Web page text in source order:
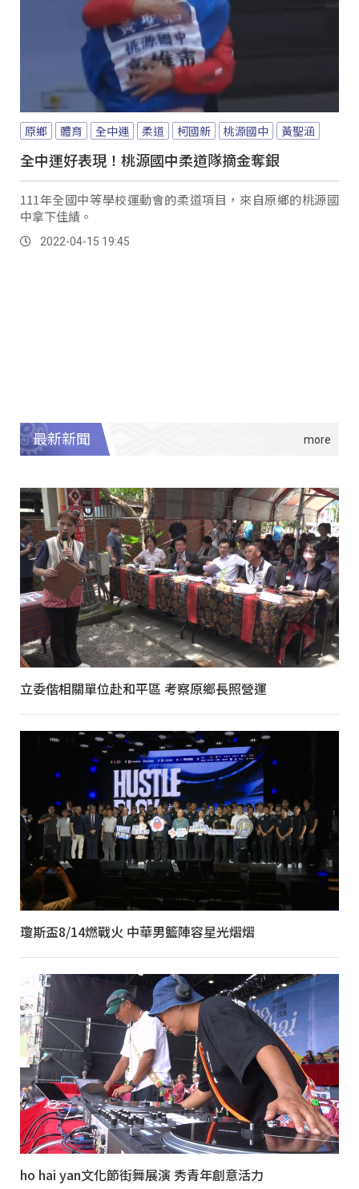
原鄉 體育 全中運 柔道 柯國新 桃源國中 黃聖涵
全中運好表現！桃源國中柔道隊摘金奪銀
111年全國中等學校運動會的柔道項目，來自原鄉的桃源國
中拿下佳績。
2022-04-15 19:45
最新新聞
立委偕相關單位赴和平區 考察原鄉長照營運
瓊斯盃8/14燃戰火 中華男籃陣容星光熠熠
ho hai yan文化節街舞展演 秀青年創意活力